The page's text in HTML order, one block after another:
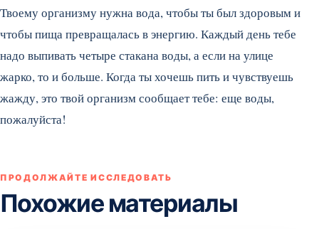
Твоему организму нужна вода, чтобы ты был здоровым и
чтобы пища превращалась в энергию. Каждый день тебе
надо выпивать четыре стакана воды, а если на улице
жарко, то и больше. Когда ты хочешь пить и чувствуешь
жажду, это твой организм сообщает тебе: еще воды,
пожалуйста!
ПРОДОЛЖАЙТЕ ИССЛЕДОВАТЬ
Похожие материалы